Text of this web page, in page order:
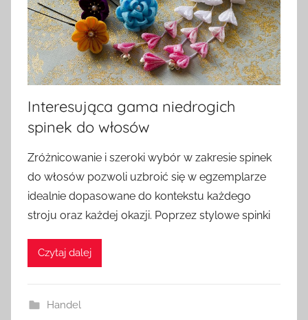
Interesująca gama niedrogich
spinek do włosów
Zróżnicowanie i szeroki wybór w zakresie spinek
do włosów pozwoli uzbroić się w egzemplarze
idealnie dopasowane do kontekstu każdego
stroju oraz każdej okazji. Poprzez stylowe spinki
Czytaj dalej
Handel